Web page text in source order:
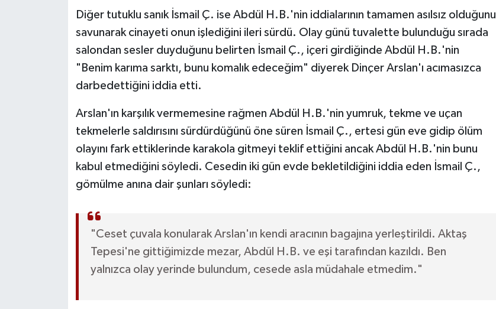
Diğer tutuklu sanık İsmail Ç. ise Abdül H.B.'nin iddialarının tamamen asılsız olduğunu
savunarak cinayeti onun işlediğini ileri sürdü. Olay günü tuvalette bulunduğu sırada
salondan sesler duyduğunu belirten İsmail Ç., içeri girdiğinde Abdül H.B.'nin
"Benim karıma sarktı, bunu komalık edeceğim" diyerek Dinçer Arslan'ı acımasızca
darbedettiğini iddia etti.
Arslan'ın karşılık vermemesine rağmen Abdül H.B.'nin yumruk, tekme ve uçan
tekmelerle saldırısını sürdürdüğünü öne süren İsmail Ç., ertesi gün eve gidip ölüm
olayını fark ettiklerinde karakola gitmeyi teklif ettiğini ancak Abdül H.B.'nin bunu
kabul etmediğini söyledi. Cesedin iki gün evde bekletildiğini iddia eden İsmail Ç.,
gömülme anına dair şunları söyledi:
"Ceset çuvala konularak Arslan'ın kendi aracının bagajına yerleştirildi. Aktaş
Tepesi'ne gittiğimizde mezar, Abdül H.B. ve eşi tarafından kazıldı. Ben
yalnızca olay yerinde bulundum, cesede asla müdahale etmedim."